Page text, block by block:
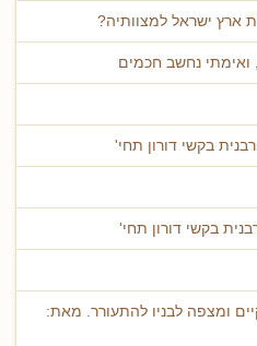
ארץ ישראל למצוותיה?
נחשב חכמים
בקשי דורון תחי'
בקשי דורון תחי'
ומצפה לבניו להתעורר. מאת: